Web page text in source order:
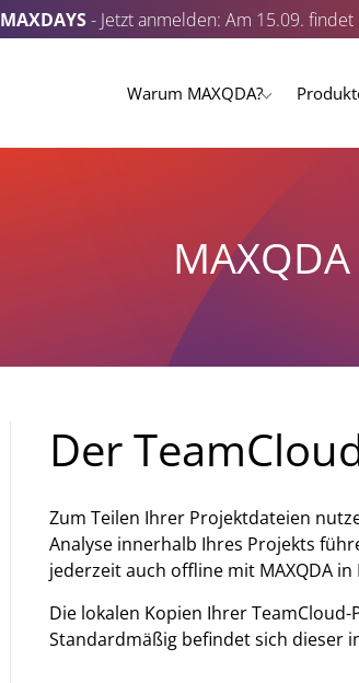
MAXDAYS- Jetzt anmelden: Am 15.09.
Warum MAXQDA?
Der
Zum Teilen Ihrer Projektdateien
Analyse innerhalb Ihres Projekts
jederzeit auch offline mit MAXQDA
Die lokalen Kopien Ihrer
Standardmäßig befindet sich dieser